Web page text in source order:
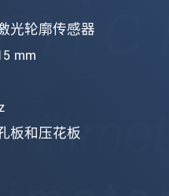
光轮廓传感器
mm
板和压花板